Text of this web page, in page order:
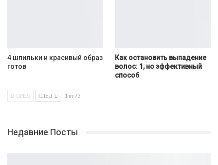
4 шпильки и красивый образ
готов
Как остановить выпадение
волос: 1, но эффективный
способ
ПРЕД СЛЕД 1 из 73
Недавние Посты